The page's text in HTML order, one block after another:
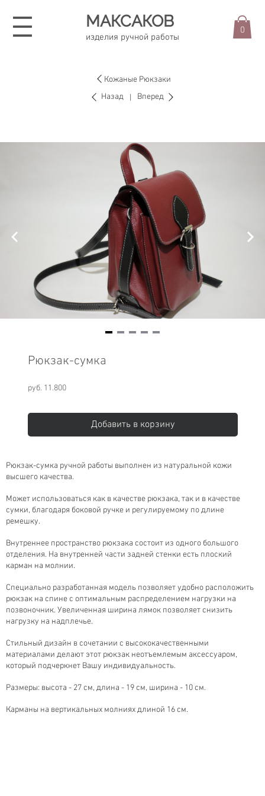
МАКСАКОВ
изделия ручной работы
0
Кожаные Рюкзаки
Назад
Вперед
Рюкзак-сумка
руб. 11.800
Добавить в корзину
Рюкзак-сумка ручной работы выполнен из натуральной кожи
высшего качества.
Может использоваться как в качестве рюкзака, так и в качестве
сумки, благодаря боковой ручке и регулируемому по длине
ремешку.
Внутреннее пространство рюкзака состоит из одного большого
отделения. На внутренней части задней стенки есть плоский
карман на молнии.
Специально разработанная модель позволяет удобно расположить
рюкзак на спине с оптимальным распределением нагрузки на
позвоночник. Увеличенная ширина лямок позволяет снизить
нагрузку на надплечье.
Стильный дизайн в сочетании с высококачественными
материалами делают этот рюкзак неотъемлемым аксессуаром,
который подчеркнет Вашу индивидуальность.
Размеры: высота - 27 см, длина - 19 см, ширина - 10 см.
Карманы на вертикальных молниях длиной 16 см.